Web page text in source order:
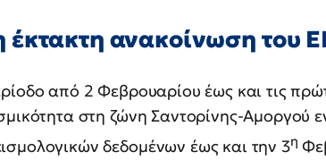
έκτακτη ανακοίνωση του
από 2 Φεβρουαρίου έως και τις
στη ζώνη Σαντορίνης-Αμοργού
δεδομένων έως και την 3η